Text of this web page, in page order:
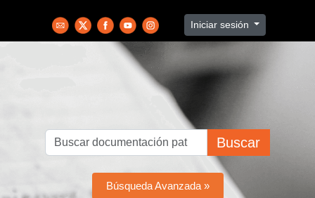
Iniciar sesión
Buscar
Búsqueda Avanzada »